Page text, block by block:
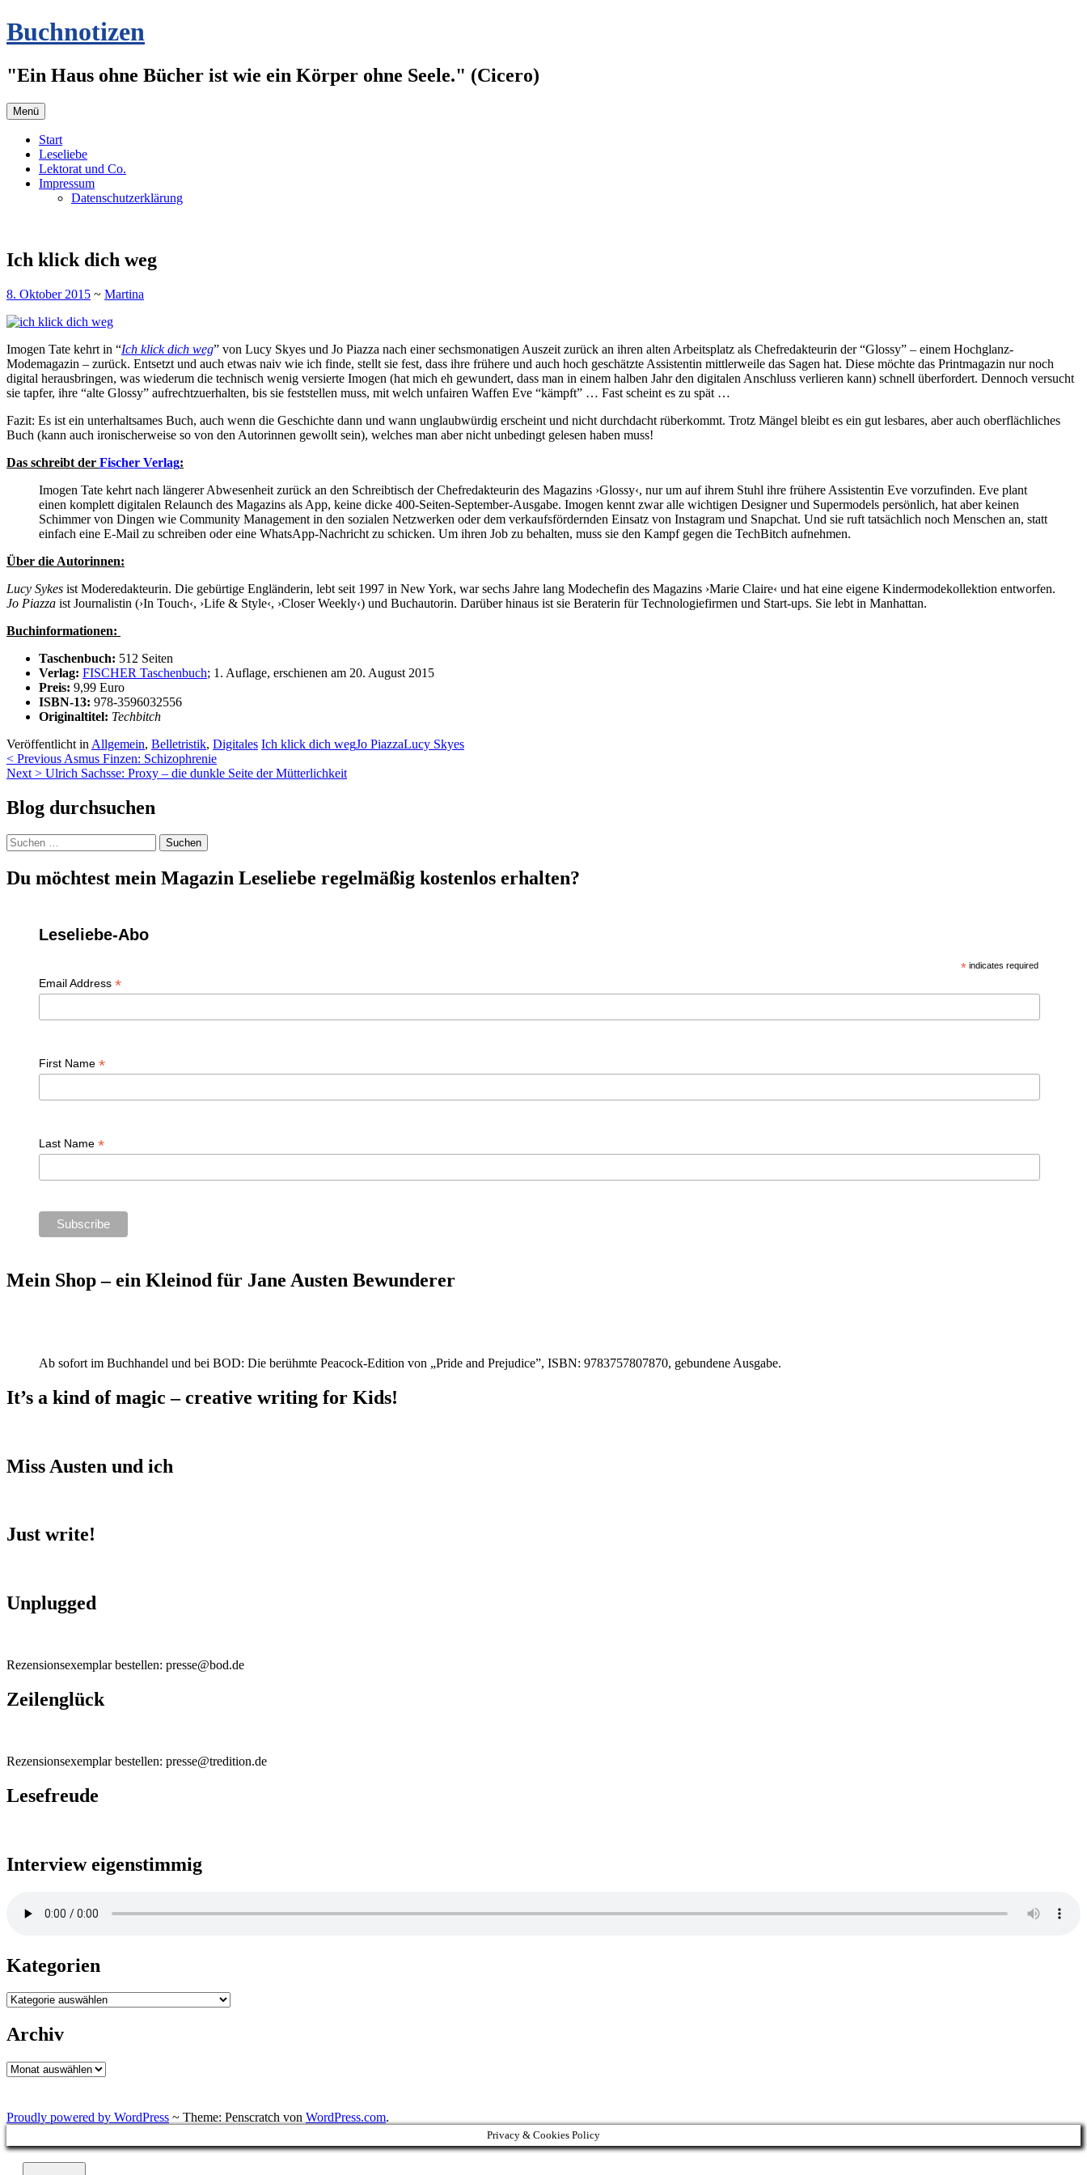
Zum
Inhalt
Buchnotizen
"Ein Haus ohne Bücher ist wie ein Körper ohne Seele." (Cicero)
Menü
Start
Leseliebe
Lektorat und Co.
Impressum
Datenschutzerklärung
Ich klick dich weg
8. Oktober 2015 ~ Martina
Imogen Tate kehrt in “Ich klick dich weg” von Lucy Skyes und Jo Piazza nach einer sechsmonatigen Auszeit zurück an ihren alten Arbeitsplatz als Chefredakteurin der “Glossy” – einem Hochglanz-
Modemagazin – zurück. Entsetzt und auch etwas naiv wie ich finde, stellt sie fest, dass ihre frühere und auch hoch geschätzte Assistentin mittlerweile das Sagen hat. Diese möchte das Printmagazin nur noch
digital herausbringen, was wiederum die technisch wenig versierte Imogen (hat mich eh gewundert, dass man in einem halben Jahr den digitalen Anschluss verlieren kann) schnell überfordert. Dennoch versucht
sie tapfer, ihre “alte Glossy” aufrechtzuerhalten, bis sie feststellen muss, mit welch unfairen Waffen Eve “kämpft” … Fast scheint es zu spät …
Fazit: Es ist ein unterhaltsames Buch, auch wenn die Geschichte dann und wann unglaubwürdig erscheint und nicht durchdacht rüberkommt. Trotz Mängel bleibt es ein gut lesbares, aber auch oberflächliches
Buch (kann auch ironischerweise so von den Autorinnen gewollt sein), welches man aber nicht unbedingt gelesen haben muss!
Das schreibt der Fischer Verlag:
Imogen Tate kehrt nach längerer Abwesenheit zurück an den Schreibtisch der Chefredakteurin des Magazins ›Glossy‹, nur um auf ihrem Stuhl ihre frühere Assistentin Eve vorzufinden. Eve plant
einen komplett digitalen Relaunch des Magazins als App, keine dicke 400-Seiten-September-Ausgabe. Imogen kennt zwar alle wichtigen Designer und Supermodels persönlich, hat aber keinen
Schimmer von Dingen wie Community Management in den sozialen Netzwerken oder dem verkaufsfördernden Einsatz von Instagram und Snapchat. Und sie ruft tatsächlich noch Menschen an, statt
einfach eine E-Mail zu schreiben oder eine WhatsApp-Nachricht zu schicken. Um ihren Job zu behalten, muss sie den Kampf gegen die TechBitch aufnehmen.
Über die Autorinnen:
Lucy Sykes ist Moderedakteurin. Die gebürtige Engländerin, lebt seit 1997 in New York, war sechs Jahre lang Modechefin des Magazins ›Marie Claire‹ und hat eine eigene Kindermodekollektion entworfen.
Jo Piazza ist Journalistin (›In Touch‹, ›Life & Style‹, ›Closer Weekly‹) und Buchautorin. Darüber hinaus ist sie Beraterin für Technologiefirmen und Start-ups. Sie lebt in Manhattan.
Buchinformationen:
Taschenbuch: 512 Seiten
Verlag: FISCHER Taschenbuch; 1. Auflage, erschienen am 20. August 2015
Preis: 9,99 Euro
ISBN-13: 978-3596032556
Originaltitel: Techbitch
Veröffentlicht in Allgemein, Belletristik, Digitales Ich klick dich wegJo PiazzaLucy Skyes
Beitragsnavigation
< Previous Asmus Finzen: Schizophrenie
Next > Ulrich Sachsse: Proxy – die dunkle Seite der Mütterlichkeit
Blog durchsuchen
Suchen
nach:
Du möchtest mein Magazin Leseliebe regelmäßig kostenlos erhalten?
Leseliebe-Abo
* indicates required
Email Address *
First Name *
Last Name *
Mein Shop – ein Kleinod für Jane Austen Bewunderer
Ab sofort im Buchhandel und bei BOD: Die berühmte Peacock-Edition von „Pride and Prejudice”, ISBN: 9783757807870, gebundene Ausgabe.
It’s a kind of magic – creative writing for Kids!
Miss Austen und ich
Just write!
Unplugged
Rezensionsexemplar bestellen: presse@bod.de
Zeilenglück
Rezensionsexemplar bestellen: presse@tredition.de
Lesefreude
Interview eigenstimmig
Kategorien
Kategorien
Archiv
Archiv
Proudly powered by WordPress ~ Theme: Penscratch von WordPress.com.
Privacy & Cookies Policy